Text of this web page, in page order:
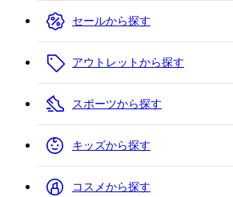
セールから探す
アウトレットから探す
スポーツから探す
キッズから探す
コスメから探す